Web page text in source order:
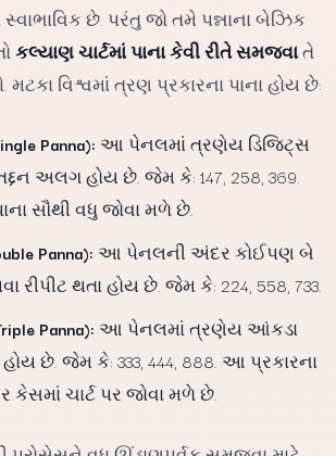
છે. પરંતુ જો તમે પન્નાના બેઝિક
કલ્યાણ ચાર્ટમાં પાના કેવી રીતે સમજવાતે
વિશ્વમાં ત્રણ પ્રકારના પાના હોય છે:
Panna): આ પેનલમાં ત્રણેય ડિજિટ્સ
અલગ હોય છે. જેમ કે: 147, 258, 369.
સૌથી વધુ જોવા મળે છે.
Panna): આ પેનલની અંદર કોઈપણ બે
થતા હોય છે. જેમ કે: 224, 558, 733.
Panna): આ પેનલમાં ત્રણેય આંકડા
છે. જેમ કે: 333, 444, 888. આ પ્રકારના
કેસમાં ચાર્ટ પર જોવા મળે છે.